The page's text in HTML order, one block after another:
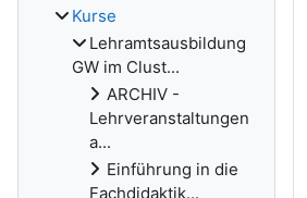
Kurse
Lehramtsausbildung
GW im Clust...
ARCHIV -
Lehrveranstaltungen
a...
Einführung in die
Fachdidaktik...